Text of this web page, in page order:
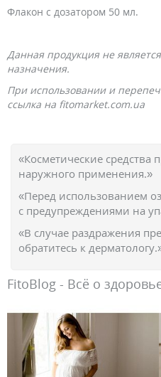
Флакон с дозатором 50 мл.
Данная продукция не
назначения.
При использовании и
ссылка на fitomarket.com.ua
«Косметические средства
наружного применения.»
«Перед использованием
с предупреждениями на
«В случае раздражения
обратитесь к
FitoBlog - Всё о